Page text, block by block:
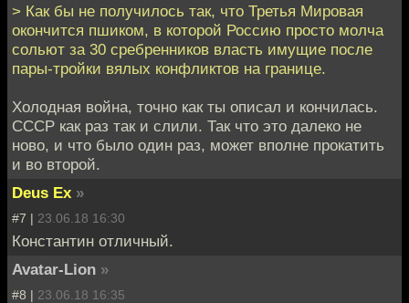
> Как бы не получилось так, что Третья Мировая
окончится пшиком, в которой Россию просто молча
сольют за 30 сребренников власть имущие после
пары-тройки вялых конфликтов на границе.
Холодная война, точно как ты описал и кончилась.
СССР как раз так и слили. Так что это далеко не
ново, и что было один раз, может вполне прокатить
и во второй.
Deus Ex »
#7 | 23.06.18 16:30
Константин отличный.
Avatar-Lion »
#8 | 23.06.18 16:35